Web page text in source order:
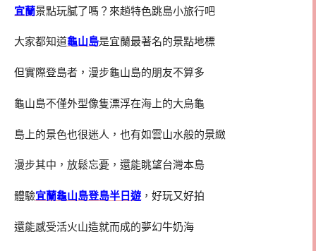
宜蘭景點玩膩了嗎？來趟特色跳島小旅行吧
大家都知道龜山島是宜蘭最著名的景點地標
但實際登島者，漫步龜山島的朋友不算多
龜山島不僅外型像隻漂浮在海上的大烏龜
島上的景色也很迷人，也有如雲山水般的景緻
漫步其中，放鬆忘憂，還能眺望台灣本島
體驗宜蘭龜山島登島半日遊 ，好玩又好拍
還能感受活火山造就而成的夢幻牛奶海